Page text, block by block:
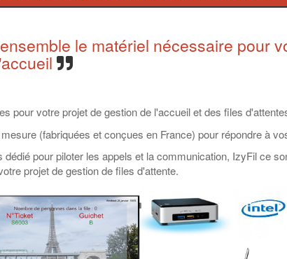
le matériel nécessaire pour
pour votre projet de gestion de l'accueil et des files
(fabriquées et conçues en France) pour répondre à
pour piloter les appels et la communication, IzyFil ce
projet de gestion de files d'attente.